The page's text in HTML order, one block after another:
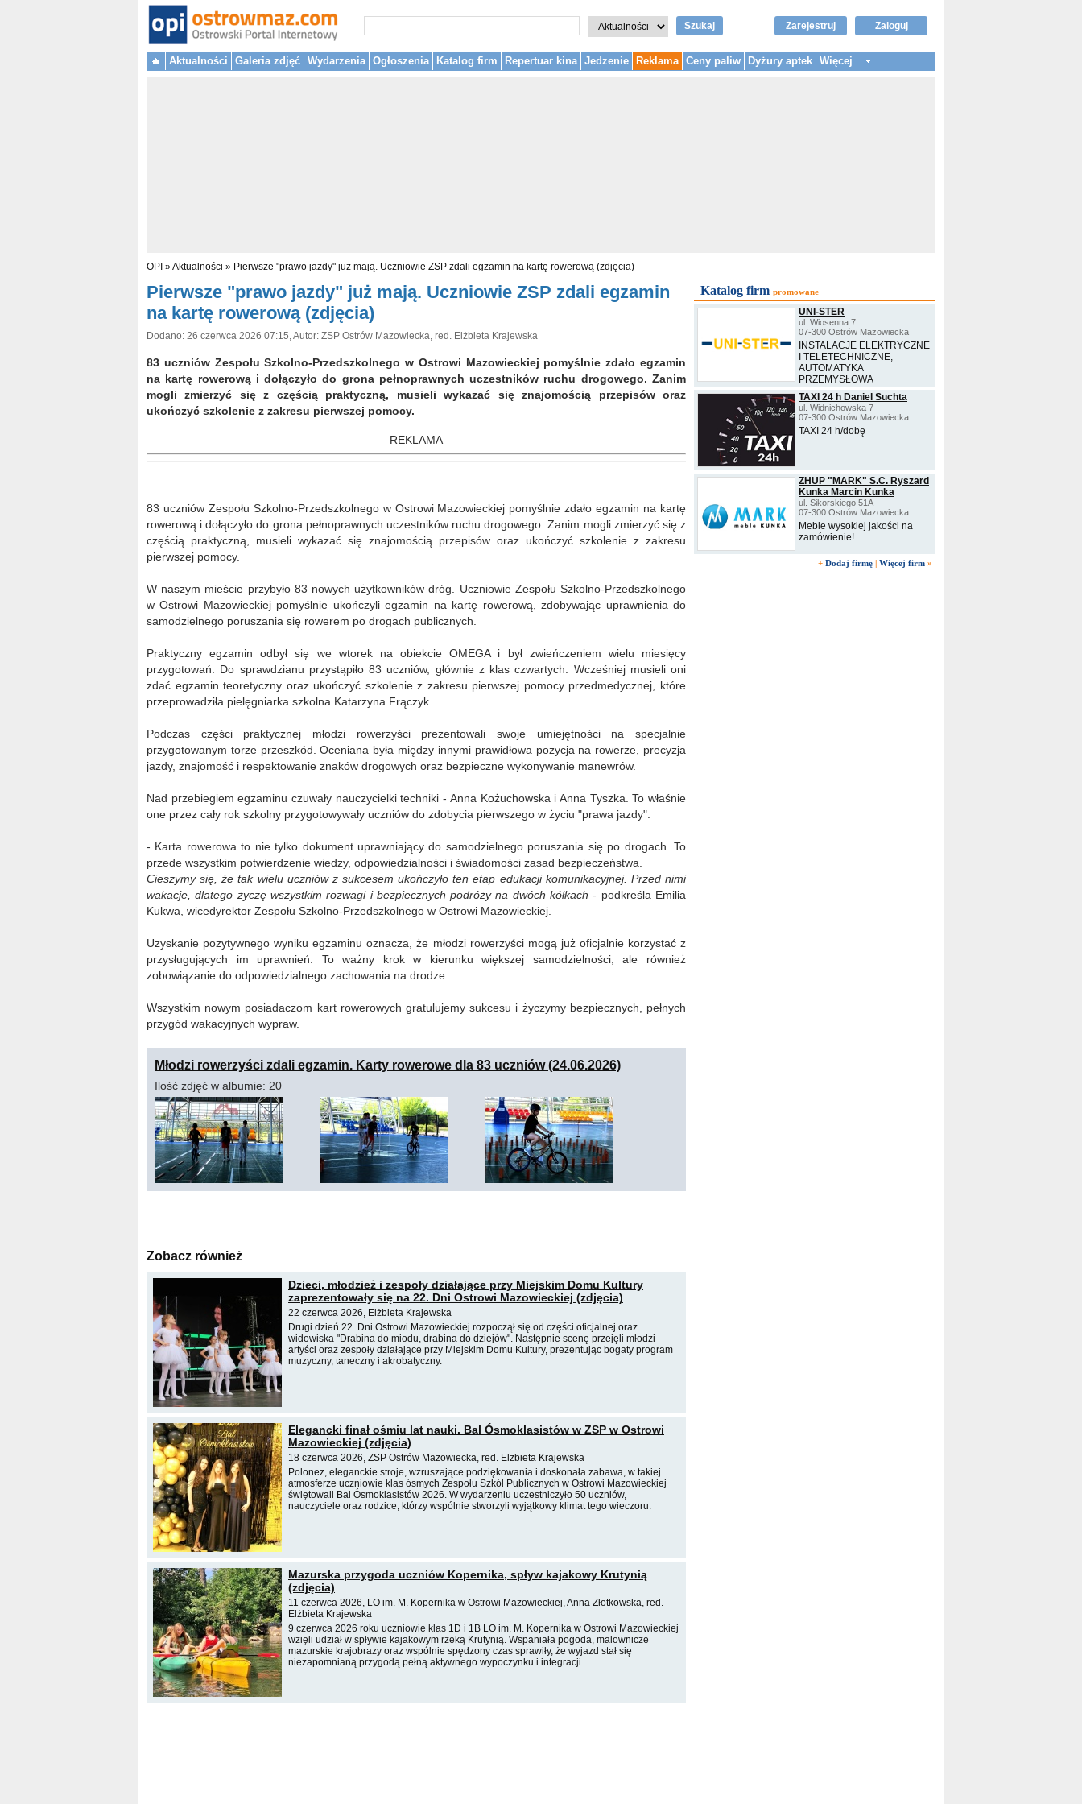
Szukaj Zaloguj
Zarejestruj
Aktualności Galeria zdjęć Wydarzenia Ogłoszenia Katalog firm Repertuar kina Jedzenie Reklama Ceny paliw Dyżury aptek Więcej
OPI »Aktualności » Pierwsze "prawo jazdy" już mają. Uczniowie ZSP zdali egzamin na kartę rowerową (zdjęcia)
Pierwsze "prawo jazdy" już mają. Uczniowie ZSP zdali egzamin
na kartę rowerową (zdjęcia)
Dodano: 26 czerwca 2026 07:15, Autor: ZSP Ostrów Mazowiecka, red. Elżbieta Krajewska
83 uczniów Zespołu Szkolno-Przedszkolnego w Ostrowi Mazowieckiej pomyślnie zdało egzamin
na kartę rowerową i dołączyło do grona pełnoprawnych uczestników ruchu drogowego. Zanim
mogli zmierzyć się z częścią praktyczną, musieli wykazać się znajomością przepisów oraz
ukończyć szkolenie z zakresu pierwszej pomocy.
REKLAMA
83 uczniów Zespołu Szkolno-Przedszkolnego w Ostrowi Mazowieckiej pomyślnie zdało egzamin na kartę
rowerową i dołączyło do grona pełnoprawnych uczestników ruchu drogowego. Zanim mogli zmierzyć się z
częścią praktyczną, musieli wykazać się znajomością przepisów oraz ukończyć szkolenie z zakresu
pierwszej pomocy.
W naszym mieście przybyło 83 nowych użytkowników dróg. Uczniowie Zespołu Szkolno-Przedszkolnego
w Ostrowi Mazowieckiej pomyślnie ukończyli egzamin na kartę rowerową, zdobywając uprawnienia do
samodzielnego poruszania się rowerem po drogach publicznych.
Praktyczny egzamin odbył się we wtorek na obiekcie OMEGA i był zwieńczeniem wielu miesięcy
przygotowań. Do sprawdzianu przystąpiło 83 uczniów, głównie z klas czwartych. Wcześniej musieli oni
zdać egzamin teoretyczny oraz ukończyć szkolenie z zakresu pierwszej pomocy przedmedycznej, które
przeprowadziła pielęgniarka szkolna Katarzyna Frączyk.
Podczas części praktycznej młodzi rowerzyści prezentowali swoje umiejętności na specjalnie
przygotowanym torze przeszkód. Oceniana była między innymi prawidłowa pozycja na rowerze, precyzja
jazdy, znajomość i respektowanie znaków drogowych oraz bezpieczne wykonywanie manewrów.
Nad przebiegiem egzaminu czuwały nauczycielki techniki - Anna Kożuchowska i Anna Tyszka. To właśnie
one przez cały rok szkolny przygotowywały uczniów do zdobycia pierwszego w życiu "prawa jazdy".
- Karta rowerowa to nie tylko dokument uprawniający do samodzielnego poruszania się po drogach. To
przede wszystkim potwierdzenie wiedzy, odpowiedzialności i świadomości zasad bezpieczeństwa.
Cieszymy się, że tak wielu uczniów z sukcesem ukończyło ten etap edukacji komunikacyjnej. Przed nimi
wakacje, dlatego życzę wszystkim rozwagi i bezpiecznych podróży na dwóch kółkach- podkreśla Emilia
Kukwa, wicedyrektor Zespołu Szkolno-Przedszkolnego w Ostrowi Mazowieckiej.
Uzyskanie pozytywnego wyniku egzaminu oznacza, że młodzi rowerzyści mogą już oficjalnie korzystać z
przysługujących im uprawnień. To ważny krok w kierunku większej samodzielności, ale również
zobowiązanie do odpowiedzialnego zachowania na drodze.
Wszystkim nowym posiadaczom kart rowerowych gratulujemy sukcesu i życzymy bezpiecznych, pełnych
przygód wakacyjnych wypraw.
Młodzi rowerzyści zdali egzamin. Karty rowerowe dla 83 uczniów (24.06.2026)
Ilość zdjęć w albumie: 20
Zobacz również
Dzieci, młodzież i zespoły działające przy Miejskim Domu Kultury
zaprezentowały się na 22. Dni Ostrowi Mazowieckiej (zdjęcia)
22 czerwca 2026, Elżbieta Krajewska
Drugi dzień 22. Dni Ostrowi Mazowieckiej rozpoczął się od części oficjalnej oraz
widowiska "Drabina do miodu, drabina do dziejów". Następnie scenę przejęli młodzi
artyści oraz zespoły działające przy Miejskim Domu Kultury, prezentując bogaty program
muzyczny, taneczny i akrobatyczny.
Elegancki finał ośmiu lat nauki. Bal Ósmoklasistów w ZSP w Ostrowi
Mazowieckiej (zdjęcia)
18 czerwca 2026, ZSP Ostrów Mazowiecka, red. Elżbieta Krajewska
Polonez, eleganckie stroje, wzruszające podziękowania i doskonała zabawa, w takiej
atmosferze uczniowie klas ósmych Zespołu Szkół Publicznych w Ostrowi Mazowieckiej
świętowali Bal Ósmoklasistów 2026. W wydarzeniu uczestniczyło 50 uczniów,
nauczyciele oraz rodzice, którzy wspólnie stworzyli wyjątkowy klimat tego wieczoru.
Mazurska przygoda uczniów Kopernika, spływ kajakowy Krutynią
(zdjęcia)
11 czerwca 2026, LO im. M. Kopernika w Ostrowi Mazowieckiej, Anna Złotkowska, red.
Elżbieta Krajewska
9 czerwca 2026 roku uczniowie klas 1D i 1B LO im. M. Kopernika w Ostrowi Mazowieckiej
wzięli udział w spływie kajakowym rzeką Krutynią. Wspaniała pogoda, malownicze
mazurskie krajobrazy oraz wspólnie spędzony czas sprawiły, że wyjazd stał się
niezapomnianą przygodą pełną aktywnego wypoczynku i integracji.
Katalog firm promowane
UNI-STER
ul. Wiosenna 7
07-300 Ostrów Mazowiecka
INSTALACJE ELEKTRYCZNE
I TELETECHNICZNE,
AUTOMATYKA
PRZEMYSŁOWA
TAXI 24 h Daniel Suchta
ul. Widnichowska 7
07-300 Ostrów Mazowiecka
TAXI 24 h/dobę
ZHUP "MARK" S.C. Ryszard
Kunka Marcin Kunka
ul. Sikorskiego 51A
07-300 Ostrów Mazowiecka
Meble wysokiej jakości na
zamówienie!
+ Dodaj firmę | Więcej firm »